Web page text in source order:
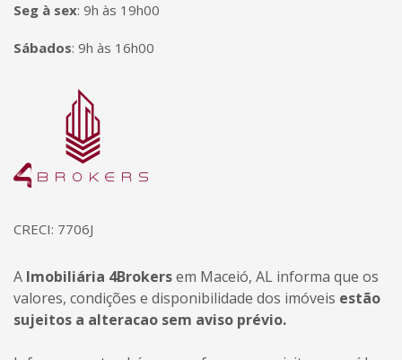
Seg à sex: 9h às 19h00
Sábados: 9h às 16h00
Página inicial
CRECI: 7706J
A Imobiliária 4Brokersem Maceió, AL informa que os
valores, condições e disponibilidade dos imóveis estão
sujeitos a alteracao sem aviso prévio.